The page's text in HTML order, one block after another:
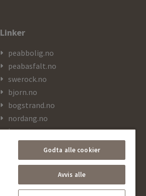
Linker
peabbolig.no
peabasfalt.no
swerock.no
bjorn.no
bogstrand.no
nordang.no
kranor.no
Godta alle cookier
Avvis alle